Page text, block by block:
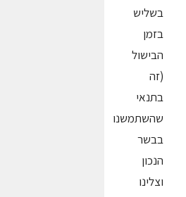
בשליש
בזמן
הבישול
(זה
בתנאי
שהשתמשנו
בבשר
הנכון
וצלינו